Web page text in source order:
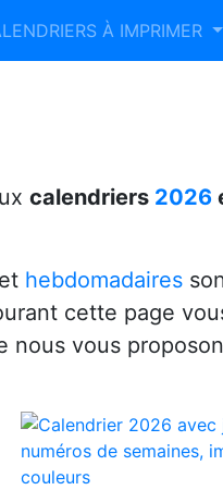
À IMPRIMER
calendriers 2026
hebdomadaires
cette page
nous vous